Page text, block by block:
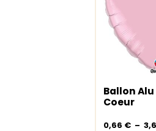
Choix
Ballon
Coeur
0,66 € –